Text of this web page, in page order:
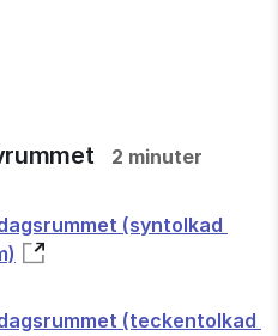
2 minuter
(syntolkad
(teckentolkad